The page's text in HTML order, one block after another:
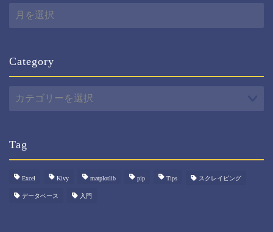
Category
Tag
Excel Kivy matplotlib pip Tips スクレイピング
データベース 入門